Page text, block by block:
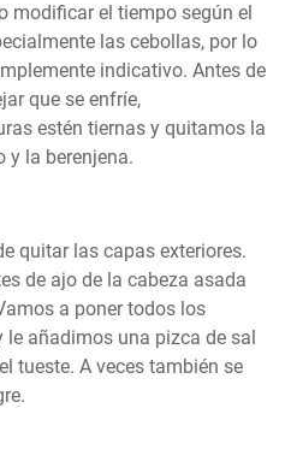
modificar el tiempo según el
las cebollas, por lo
indicativo. Antes de
que se enfríe,
estén tiernas y quitamos la
y la berenjena.
quitar las capas exteriores.
de ajo de la cabeza asada
a poner todos los
le añadimos una pizca de sal
tueste. A veces también se